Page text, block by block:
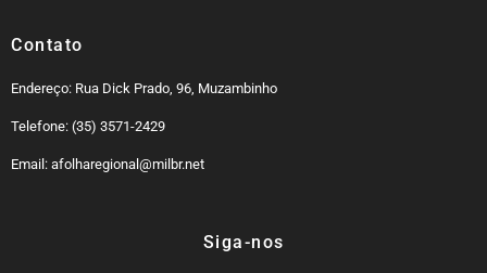
Contato
Endereço: Rua Dick Prado, 96, Muzambinho
Telefone: (35) 3571-2429
Email: afolharegional@milbr.net
Siga-nos